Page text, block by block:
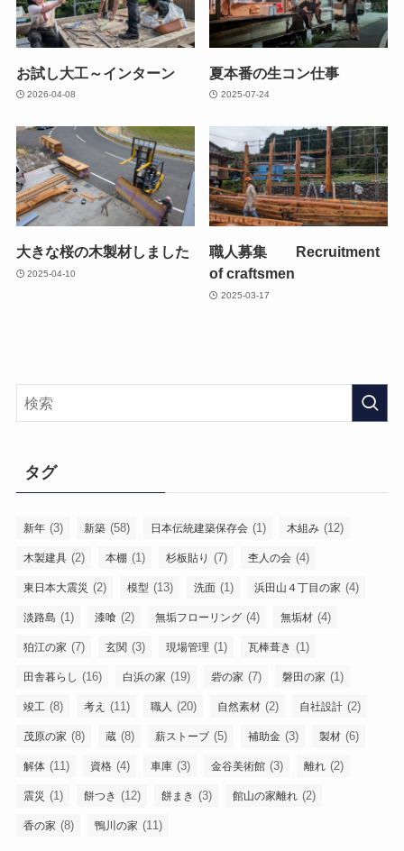
お試し大工～インターン
2026-04-08
夏本番の生コン仕事
2025-07-24
大きな桜の木製材しました
2025-04-10
職人募集 Recruitment
of craftsmen
2025-03-17
タグ
新年 (3) 新築 (58) 日本伝統建築保存会 (1) 木組み (12)
木製建具 (2) 本棚 (1) 杉板貼り (7) 杢人の会 (4)
東日本大震災 (2) 模型 (13) 洗面 (1) 浜田山４丁目の家 (4)
淡路島 (1) 漆喰 (2) 無垢フローリング (4) 無垢材 (4)
狛江の家 (7) 玄関 (3) 現場管理 (1) 瓦棒葺き (1)
田舎暮らし (16) 白浜の家 (19) 砦の家 (7) 磐田の家 (1)
竣工 (8) 考え (11) 職人 (20) 自然素材 (2) 自社設計 (2)
茂原の家 (8) 蔵 (8) 薪ストーブ (5) 補助金 (3) 製材 (6)
解体 (11) 資格 (4) 車庫 (3) 金谷美術館 (3) 離れ (2)
震災 (1) 餅つき (12) 餅まき (3) 館山の家離れ (2)
香の家 (8) 鴨川の家 (11)